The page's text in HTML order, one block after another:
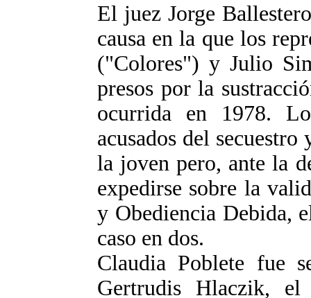
El juez Jorge
causa en la que los
("Colores") y Julio
presos por la
ocurrida en 1978.
acusados del
la joven pero, ante la
expedirse sobre la
y Obediencia Debida,
caso en dos.
Claudia Poblete fue
Gertrudis Hlaczik,